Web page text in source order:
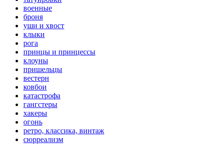
военные
броня
уши и хвост
клыки
рога
принцы и принцессы
клоуны
пришельцы
вестерн
ковбои
катастрофа
гангстеры
хакеры
огонь
ретро, классика, винтаж
сюрреализм